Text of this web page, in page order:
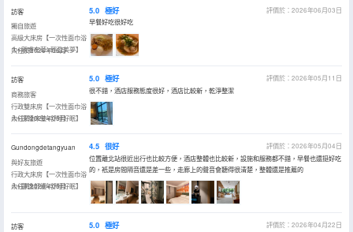
訪客
獨自旅遊
高級大床房【一次性面巾浴
巾+親膚布草+輕盈美夢】
入住於2026年06月
5.0 極好
評價於：2026年06月03日
早餐好吃很好吃
訪客
商務旅客
行政雙床房【一次性面巾浴
巾+深睡床墊+舒睡好眠】
入住於2026年05月
5.0 極好
評價於：2026年05月11日
很不錯，酒店服務態度很好，酒店比較新，乾淨整潔
Gundongdetangyuan
與好友旅遊
行政大床房【一次性面巾浴
巾+靜逸舒適+舒睡好眠】
入住於2026年05月
4.5 很好
評價於：2026年05月04日
位置離北站很近出行也比較方便，酒店整體也比較新，設施和服務都不錯，早餐也還挺好吃
的，衹是房間隔音還是差一些，走廊上的聲音會聽得很清楚，整體還是推薦的
訪客
5.0 極好
評價於：2026年04月22日